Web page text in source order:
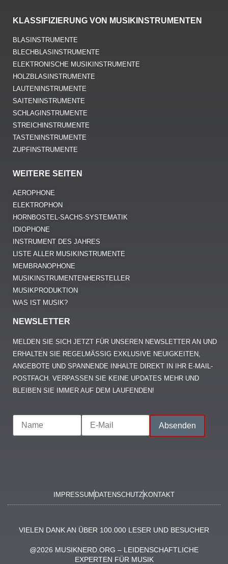
KLASSIFIZIERUNG VON MUSIKINSTRUMENTEN
BLASINSTRUMENTE
BLECHBLASINSTRUMENTE
ELEKTRONISCHE MUSIKINSTRUMENTE
HOLZBLASINSTRUMENTE
LAUTENINSTRUMENTE
SAITENINSTRUMENTE
SCHLAGINSTRUMENTE
STREICHINSTRUMENTE
TASTENINSTRUMENTE
ZUPFINSTRUMENTE
WEITERE SEITEN
AEROPHONE
ELEKTROPHON
HORNBOSTEL-SACHS-SYSTEMATIK
IDIOPHONE
INSTRUMENT DES JAHRES
LISTE ALLER MUSIKINSTRUMENTE
MEMBRANOPHONE
MUSIKINSTRUMENTENHERSTELLER
MUSIKPRODUKTION
WAS IST MUSIK?
NEWSLETTER
MELDEN SIE SICH JETZT FÜR UNSEREN NEWSLETTER AN UND
ERHALTEN SIE REGELMÄSSIG EXKLUSIVE NEUIGKEITEN, A
NGEBOTE UND SPANNENDE INHALTE DIREKT IN IHR E-MAIL-P
OSTFACH. VERPASSEN SIE KEINE UPDATES MEHR UND B
LEIBEN SIE IMMER AUF DEM LAUFENDEN!
IMPRESSUM DATENSCHUTZ KONTAKT
VIELEN DANK AN ÜBER 100.000 LESER UND BESUCHER
@2026 MUSIKNERD.ORG – LEIDENSCHAFTLICHE
EXPERTEN FÜR MUSIK